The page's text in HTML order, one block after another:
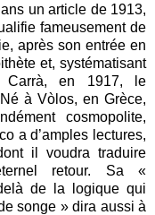
un article de 1913,
fameusement de
après son entrée en
et, systématisant
Carrà, en 1917, le
à Vòlos, en Grèce,
cosmopolite,
a d’amples lectures,
il voudra traduire
retour. Sa «
de la logique qui
songe » dira aussi à